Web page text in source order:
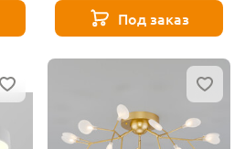
Под заказ